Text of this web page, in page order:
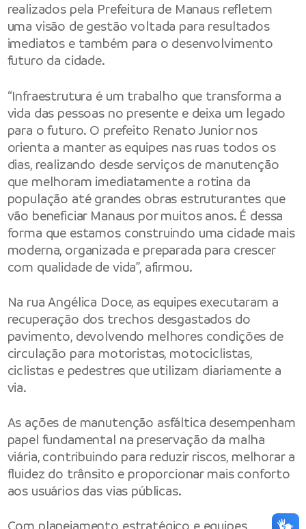
realizados pela Prefeitura de Manaus refletem
uma visão de gestão voltada para resultados
imediatos e também para o desenvolvimento
futuro da cidade.
“Infraestrutura é um trabalho que transforma a
vida das pessoas no presente e deixa um legado
para o futuro. O prefeito Renato Junior nos
orienta a manter as equipes nas ruas todos os
dias, realizando desde serviços de manutenção
que melhoram imediatamente a rotina da
população até grandes obras estruturantes que
vão beneficiar Manaus por muitos anos. É dessa
forma que estamos construindo uma cidade mais
moderna, organizada e preparada para crescer
com qualidade de vida”, afirmou.
Na rua Angélica Doce, as equipes executaram a
recuperação dos trechos desgastados do
pavimento, devolvendo melhores condições de
circulação para motoristas, motociclistas,
ciclistas e pedestres que utilizam diariamente a
via.
As ações de manutenção asfáltica desempenham
papel fundamental na preservação da malha
viária, contribuindo para reduzir riscos, melhorar a
fluidez do trânsito e proporcionar mais conforto
aos usuários das vias públicas.